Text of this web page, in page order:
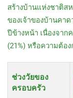
สร้างบ้านแห่งชาติสห
ของเจ้าของบ้านคา
ปีข้างหน้า เนื่องจาก
(21%) หรือความต้อ
ช่วงวัยของ
ครอบครัว